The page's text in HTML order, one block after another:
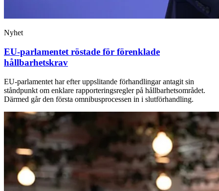
Nyhet
EU-parlamentet röstade för förenklade
hållbarhetskrav
EU-parlamentet har efter uppslitande förhandlingar antagit sin
ståndpunkt om enklare rapporteringsregler på hållbarhetsområdet.
Därmed går den första omnibusprocessen in i slutförhandling.